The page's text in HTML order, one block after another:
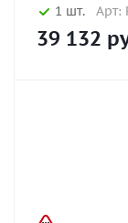
1 шт. Арт:
39 132